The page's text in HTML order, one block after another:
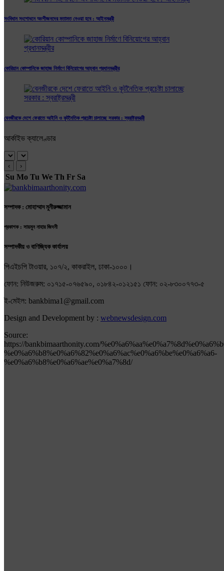
সংবিধান সংশোধনে অংশীজনদের মতামত নেওয়া হবে : আইনমন্ত্রী
কোরিয়ান কোম্পানিকে জাহাজ নির্মাণে বিনিয়োগের আহ্বান প্রধানমন্ত্রীর
বেনজীরকে দেশে ফেরাতে আইনি ও কূটনৈতিক প্রচেষ্টা চালাচ্ছে সরকার : স্বরাষ্ট্রমন্ত্রী
আর্কাইভ ক্যালেণ্ডার
‹ ›
Su Mo Tu We Th Fr Sa
সম্পাদক : মোহাম্মাদ মুনীরুজ্জামান
প্রকাশক : সায়মুন নাহার জিদনী
সম্পাদকীয় ও বাণিজ্যিক কার্যালয়
পিএইচপি টাওয়ার, ১০৭/২, কাকরাইল, ঢাকা-১০০০।
ফোন: নিউজরুম: ০১৭১৫-০৭৬৫৯০, ০১৮৪২-০১২১৫১ ফোন: ০২-৮৩০০৭৭৩-৫
ই-মেইল: bankbima1@gmail.com
Design and Development by : webnewsdesign.com
Source:
https://bankbimaarthonity.com/
%e0%a6%b8%e0%a6%82%e0%a6%ac%e0%a6%be%e0%a6%a6-
%e0%a6%b8%e0%a6%ae%e0%a7%8d/